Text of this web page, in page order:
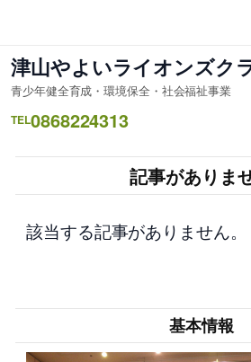
を
ス
キ
ッ
津山やよいライオンズク
青少年健全育成・環境保全・社会福祉事業
TEL0868224313
記事がありま
該当する記事がありません。
基本情報